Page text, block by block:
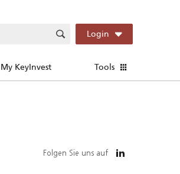
Login
My KeyInvest Tools
Folgen Sie uns auf